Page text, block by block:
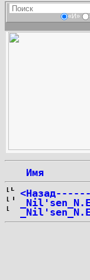
«И»
Имя